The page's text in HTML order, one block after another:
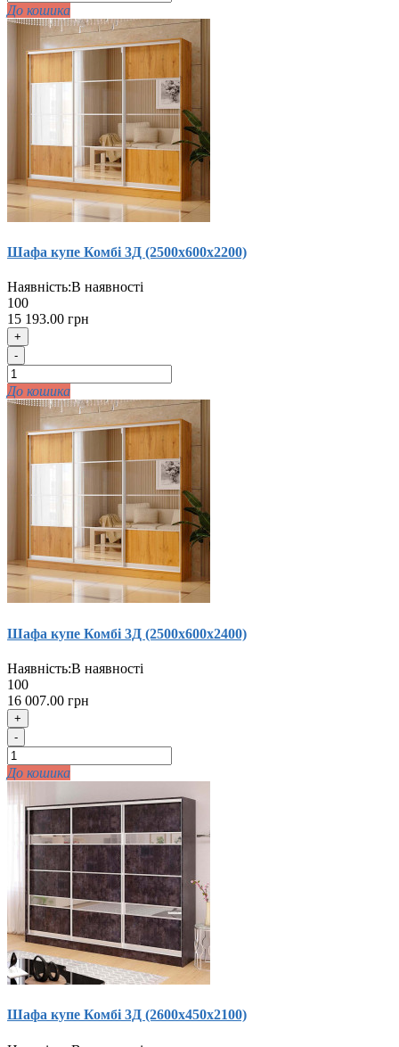
До кошика
Шафа купе Комбi 3Д (2500х600х2200)
Наявність:В наявності
100
15 193.00 грн
+
-
До кошика
Шафа купе Комбi 3Д (2500х600х2400)
Наявність:В наявності
100
16 007.00 грн
+
-
До кошика
Шафа купе Комбi 3Д (2600х450х2100)